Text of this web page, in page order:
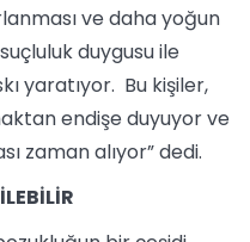
ve daha yoğun
duygusu ile
yaratıyor. Bu kişiler,
endişe duyuyor ve
zaman alıyor” dedi.